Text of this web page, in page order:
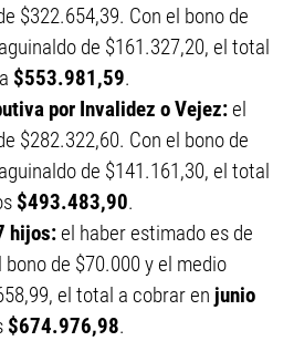
$322.654,39. Con el bono de
de $161.327,20, el total
$553.981,59.
por Invalidez o Vejez:el
$282.322,60. Con el bono de
de $141.161,30, el total
$493.483,90.
hijos:el haber estimado es de
de $70.000 y el medio
el total a cobrar en junio
$674.976,98.